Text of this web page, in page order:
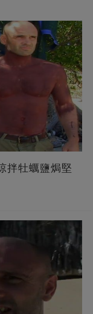
拌牡蠣鹽焗堅